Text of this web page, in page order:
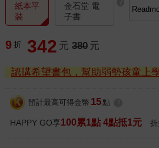
紙本平
裝
金石堂 電
子書
9 折 342 元 380 元
認購希望書包，幫助弱勢孩童上
預計最高可得金幣 15 點
HAPPY GO享100累1點 4點抵1元 折